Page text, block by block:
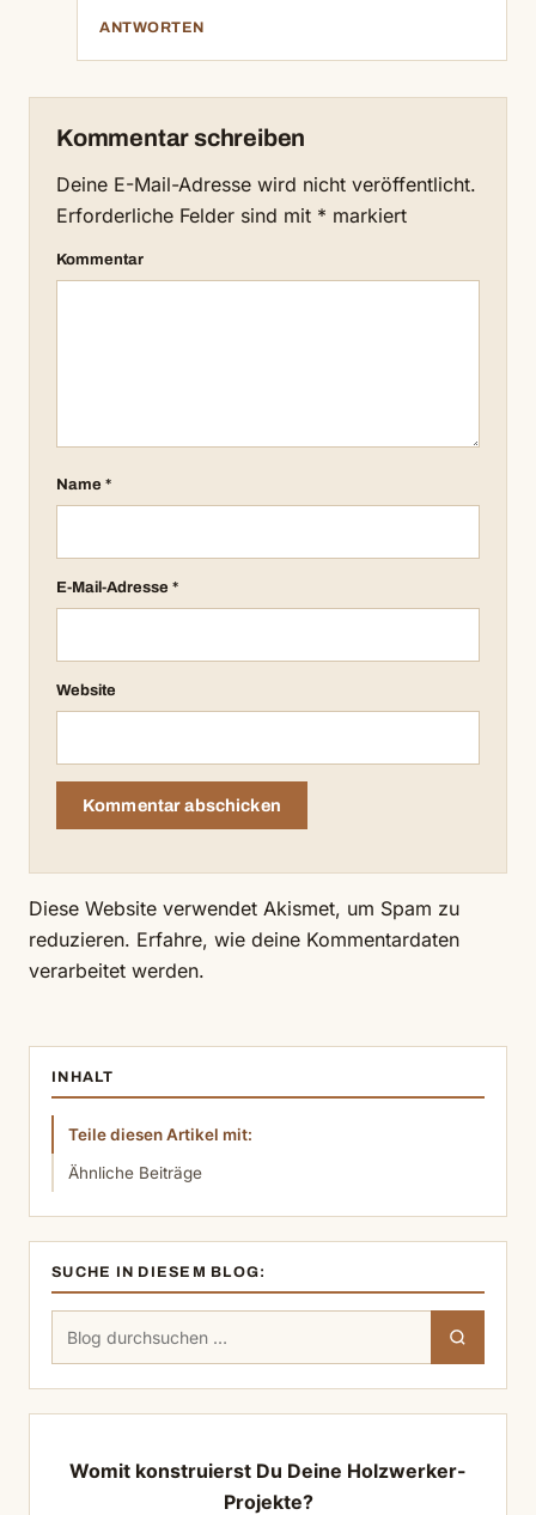
ANTWORTEN
Kommentar schreiben
Deine E-Mail-Adresse wird nicht veröffentlicht.
Erforderliche Felder sind mit * markiert
Kommentar
Name *
E-Mail-Adresse *
Website
Diese Website verwendet Akismet, um Spam zu
reduzieren. Erfahre, wie deine Kommentardaten
verarbeitet werden.
INHALT
Teile diesen Artikel mit:
Ähnliche Beiträge
SUCHE IN DIESEM BLOG:
Suchen
Womit konstruierst Du Deine Holzwerker-
Projekte?